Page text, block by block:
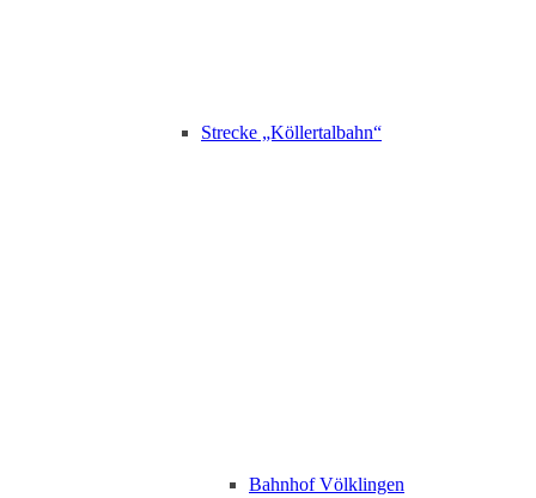
Strecke „Köllertalbahn“
Bahnhof Völklingen